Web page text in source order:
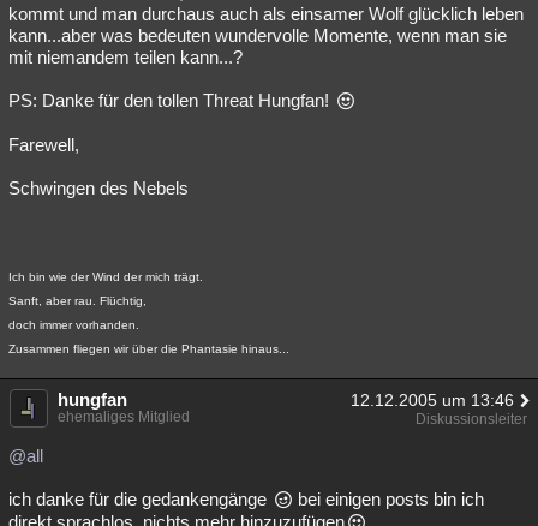
kommt und man durchaus auch als einsamer Wolf glücklich leben
kann...aber was bedeuten wundervolle Momente, wenn man sie
mit niemandem teilen kann...?
PS: Danke für den tollen Threat Hungfan!
Farewell,
Schwingen des Nebels
Ich bin wie der Wind der mich trägt.
Sanft, aber rau. Flüchtig,
doch immer vorhanden.
Zusammen fliegen wir über die Phantasie hinaus...
hungfan 12.12.2005 um 13:46
ehemaliges Mitglied Diskussionsleiter
@all
ich danke für die gedankengänge
bei einigen posts bin ich
direkt sprachlos, nichts mehr hinzuzufügen